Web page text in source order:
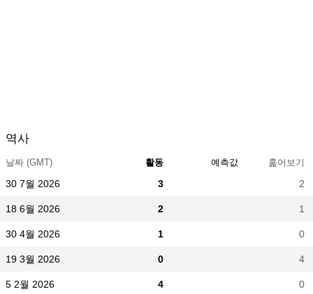
역사
날짜 (GMT) 활동 예측값 훑어보기
30 7월 2026 3 2
18 6월 2026 2 1
30 4월 2026 1 0
19 3월 2026 0 4
5 2월 2026 4 0